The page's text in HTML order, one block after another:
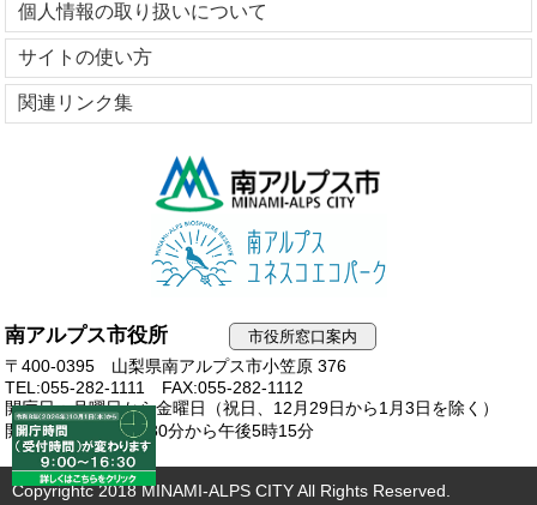
個人情報の取り扱いについて
サイトの使い方
関連リンク集
南アルプス市役所 市役所窓口案内
〒400-0395 山梨県南アルプス市小笠原 376
TEL:055-282-1111
FAX:055-282-1112
開庁日：月曜日から金曜日（祝日、12月29日から1月3日を除く）
開庁時間：午前8時30分から午後5時15分
Copyrightc 2018 MINAMI-ALPS CITY All Rights Reserved.